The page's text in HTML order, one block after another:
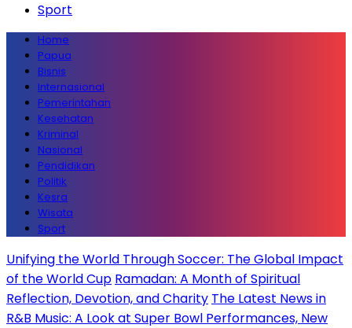
Sport
Home
Papua
Bisnis
Internasional
Pemerintahan
Kesehatan
Kriminal
Nasional
Pendidikan
Politik
Kesra
Wisata
Sport
Unifying the World Through Soccer: The Global Impact
of the World Cup Ramadan: A Month of Spiritual
Reflection, Devotion, and Charity The Latest News in
R&B Music: A Look at Super Bowl Performances, New